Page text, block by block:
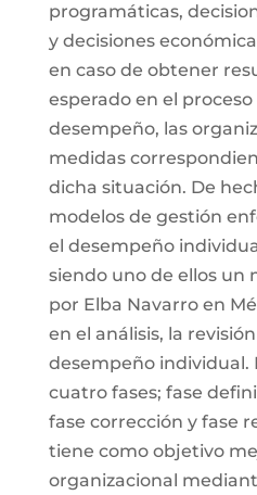
programáticas,
y decisiones
en caso de obtener
esperado en el
desempeño, las
medidas
dicha situación. De
modelos de gestión
el desempeño
siendo uno de ellos un
por Elba Navarro en
en el análisis, la
desempeño individual.
cuatro fases; fase
fase corrección y fase
tiene como objetivo
organizacional